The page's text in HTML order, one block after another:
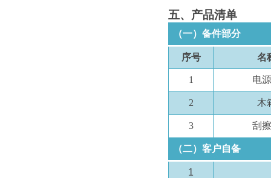
五、产品清单
（一）备件部分
序号 名
1 电
2 木
3 刮
（二）客户自备
1